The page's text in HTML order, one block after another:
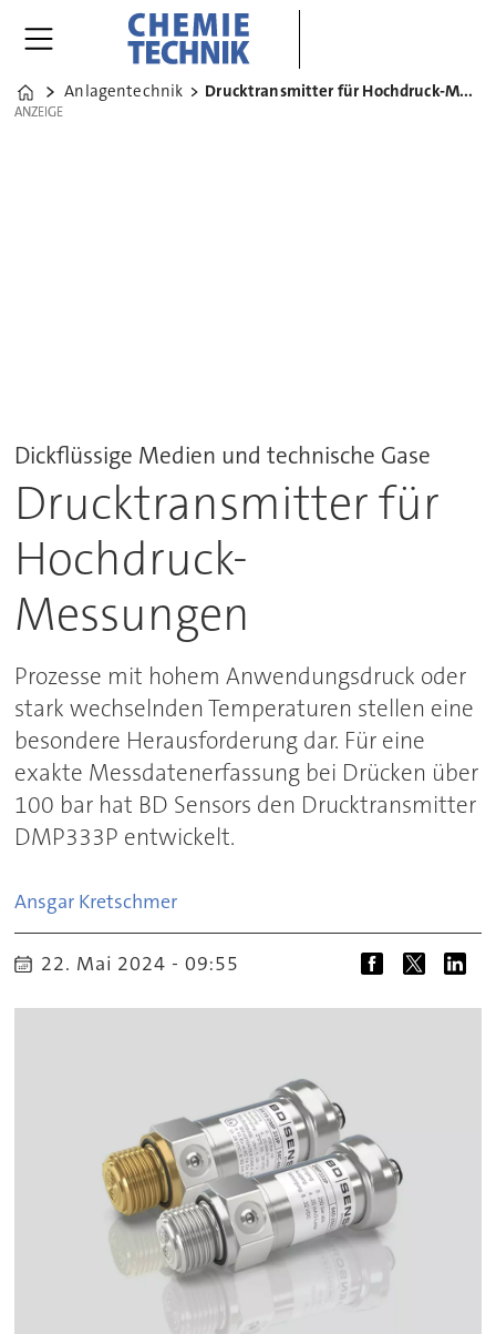
Home
Anlagentechnik Drucktransmitter für Hochdruck-Messungen
ANZEIGE
ANZEIGE
Dickflüssige Medien und technische Gase
Drucktransmitter für
Hochdruck-
Messungen
Prozesse mit hohem Anwendungsdruck oder
stark wechselnden Temperaturen stellen eine
besondere Herausforderung dar. Für eine
exakte Messdatenerfassung bei Drücken über
100 bar hat BD Sensors den Drucktransmitter
DMP333P entwickelt.
Ansgar Kretschmer
22. Mai 2024 - 09:55